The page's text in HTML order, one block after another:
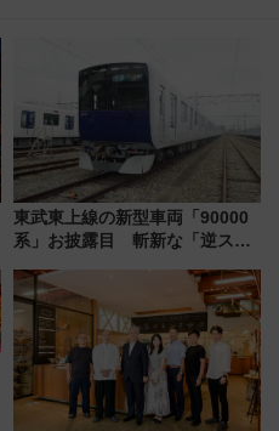
東武東上線の新型車両「90000
系」お披露目 斬新な「逆スラ
放的な車内空間に注目、デビュ
ーは9月